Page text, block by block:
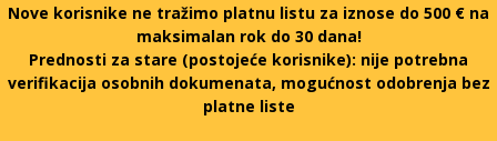
Nove korisnike ne tražimo platnu listu za iznose do 500 € na
maksimalan rok do 30 dana!
Prednosti za stare (postojeće korisnike): nije potrebna
verifikacija osobnih dokumenata, mogućnost odobrenja bez
platne liste